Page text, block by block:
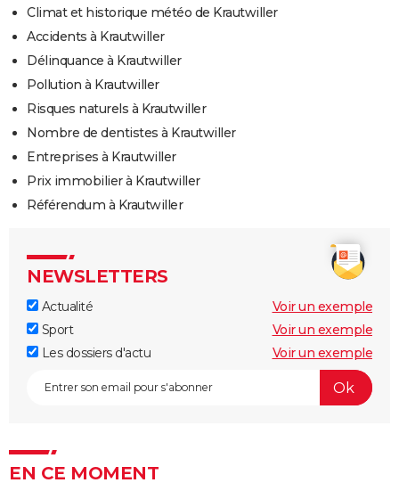
Climat et historique météo de Krautwiller
Accidents à Krautwiller
Délinquance à Krautwiller
Pollution à Krautwiller
Risques naturels à Krautwiller
Nombre de dentistes à Krautwiller
Entreprises à Krautwiller
Prix immobilier à Krautwiller
Référendum à Krautwiller
NEWSLETTERS
Actualité
Voir un exemple
Sport
Voir un exemple
Les dossiers d'actu
Voir un exemple
EN CE MOMENT